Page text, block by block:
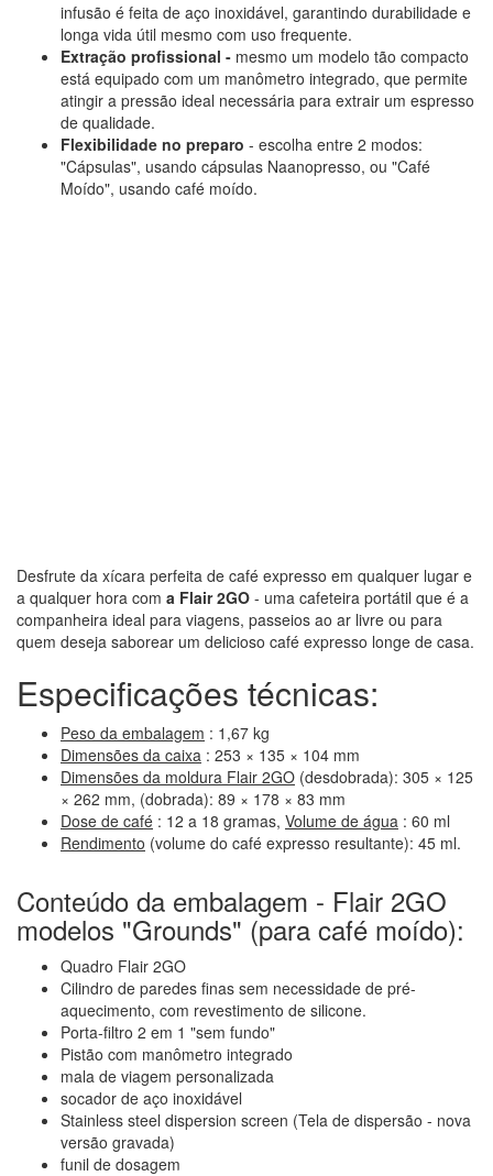
infusão é feita de aço inoxidável, garantindo durabilidade e
longa vida útil mesmo com uso frequente.
Extração profissional - mesmo um modelo tão compacto
está equipado com um manômetro integrado, que permite
atingir a pressão ideal necessária para extrair um espresso
de qualidade.
Flexibilidade no preparo - escolha entre 2 modos:
"Cápsulas", usando cápsulas Naanopresso, ou "Café
Moído", usando café moído.
Desfrute da xícara perfeita de café expresso em qualquer lugar e
a qualquer hora com a Flair 2GO - uma cafeteira portátil que é a
companheira ideal para viagens, passeios ao ar livre ou para
quem deseja saborear um delicioso café expresso longe de casa.
Especificações técnicas:
Peso da embalagem : 1,67 kg
Dimensões da caixa : 253 × 135 × 104 mm
Dimensões da moldura Flair 2GO (desdobrada): 305 × 125
× 262 mm, (dobrada): 89 × 178 × 83 mm
Dose de café : 12 a 18 gramas, Volume de água : 60 ml
Rendimento (volume do café expresso resultante): 45 ml.
Conteúdo da embalagem - Flair 2GO
modelos "Grounds" (para café moído):
Quadro Flair 2GO
Cilindro de paredes finas sem necessidade de pré-
aquecimento, com revestimento de silicone.
Porta-filtro 2 em 1 "sem fundo"
Pistão com manômetro integrado
mala de viagem personalizada
socador de aço inoxidável
Stainless steel dispersion screen (Tela de dispersão - nova
versão gravada)
funil de dosagem